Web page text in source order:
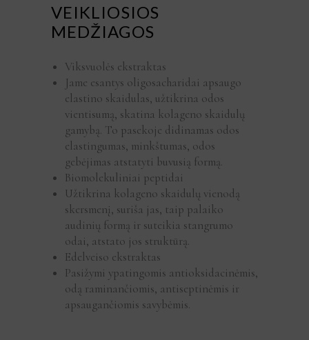
VEIKLIOSIOS
MEDŽIAGOS
Viksvuolės ekstraktas
Jame esantys oligosacharidai apsaugo
elastino skaidulas, užtikrina odos
vientisumą, skatina kolageno skaidulų
gamybą. To pasekoje didinamas odos
elastingumas, minkštumas, odos
gebėjimas atstatyti buvusią formą.
Biomolekuliniai peptidai
Užtikrina kolageno skaidulų vienodą
skersmenį, suriša jas, taip palaiko
audinių formą ir suteikia stangrumo
odai, atstato jos struktūrą.
Edelveiso ekstraktas
Pasižymi ypatingomis antioksidacinėmis,
odą raminančiomis, antiseptinėmis ir
apsaugančiomis savybėmis.